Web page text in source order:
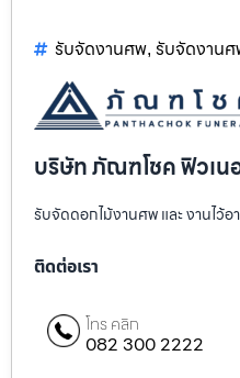
รับจัดงานศพ, รับจัดงาน
บริษัท ภัณฑโชค ฟิวเน
รับจัดดอกไม้งานศพ และ งานไว้
ติดต่อเรา
โทร คลิก
082 300 2222